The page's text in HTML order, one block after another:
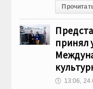
принял
🕔 13:06,